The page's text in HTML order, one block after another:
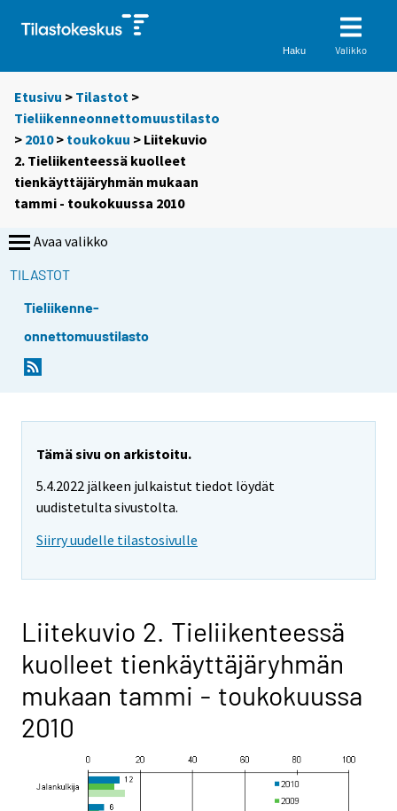
Haku Valikko
Etusivu > Tilastot >
Tieliikenneonnettomuustilasto
> 2010> toukokuu > Liitekuvio
2. Tieliikenteessä kuolleet
tienkäyttäjäryhmän mukaan
tammi - toukokuussa 2010
Avaa valikko
TILASTOT
Tieliikenne-
onnettomuustilasto
Tämä sivu on arkistoitu.
5.4.2022 jälkeen julkaistut tiedot löydät
uudistetulta sivustolta.
Siirry uudelle tilastosivulle
Liitekuvio 2. Tieliikenteessä
kuolleet tienkäyttäjäryhmän
mukaan tammi - toukokuussa
2010